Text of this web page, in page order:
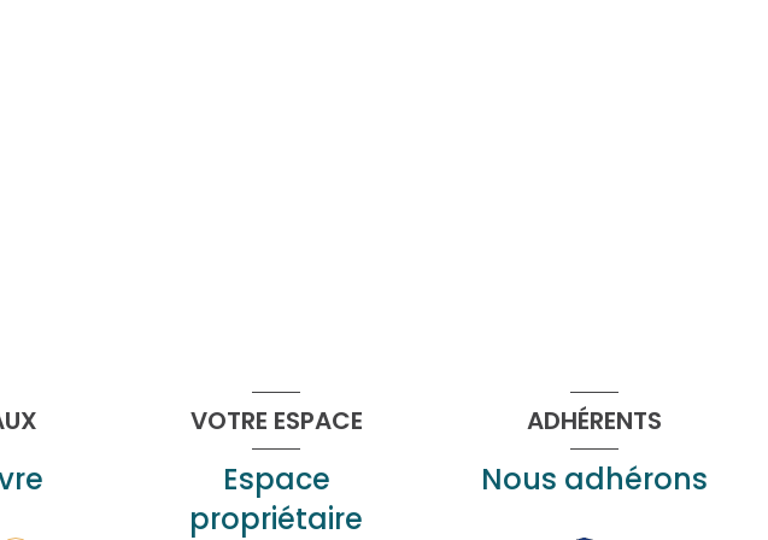
VOTRE ESPACE
Espace
propriétaire
ADHÉRENTS
Nous adhérons